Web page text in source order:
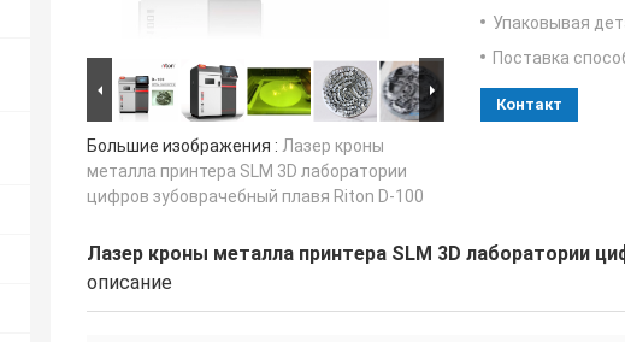
Большие изображения : Лазер кроны
металла принтера SLM 3D лаборатории
цифров зубоврачебный плавя Riton D-100
Упаковывая
Поставка
Контакт
Лазер кроны металла принтера SLM 3D лаборатории
описание